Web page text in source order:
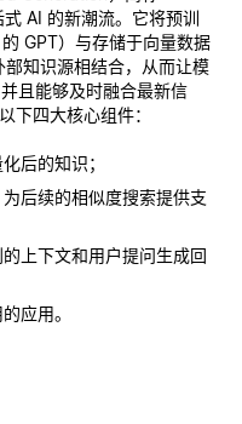
AI 的新潮流。它将预训
GPT）与存储于向量数据
部知识源相结合，从而让模
且能够及时融合最新信
下四大核心组件：
后的知识；
后续的相似度搜索提供支
上下文和用户提问生成回
应用。